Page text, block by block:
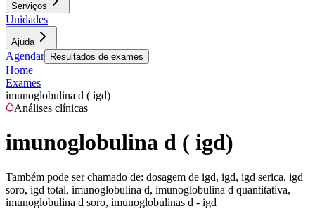
Serviços
Unidades
Ajuda
Agendar Resultados de exames
Home
Exames
imunoglobulina d ( igd)
Análises clínicas
imunoglobulina d ( igd)
Também pode ser chamado de: dosagem de igd, igd, igd serica, igd
soro, igd total, imunoglobulina d, imunoglobulina d quantitativa,
imunoglobulina d soro, imunoglobulinas d - igd